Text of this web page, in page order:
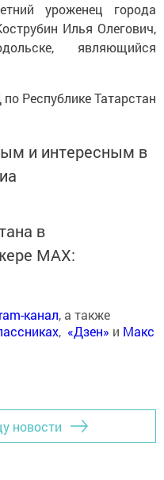
уроженец города
Илья Олегович,
являющийся
Республике Татарстан
и интересным в
в
MАХ:
канал, а также
, «Дзен» и Макс
новости